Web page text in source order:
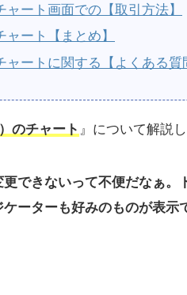
ート画面での【取引方法】
ート【まとめ】
ートに関する【よくある質
のチャート 』について解説し
できないって不便だなぁ。
ーターも好みのものが表示